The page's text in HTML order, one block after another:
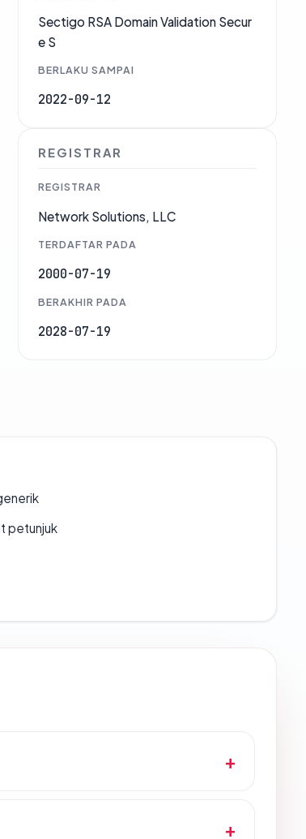
Sectigo RSA Domain Validation Secur
e S
BERLAKU SAMPAI
2022-09-12
REGISTRAR
REGISTRAR
Network Solutions, LLC
TERDAFTAR PADA
2000-07-19
BERAKHIR PADA
2028-07-19
petunjuk